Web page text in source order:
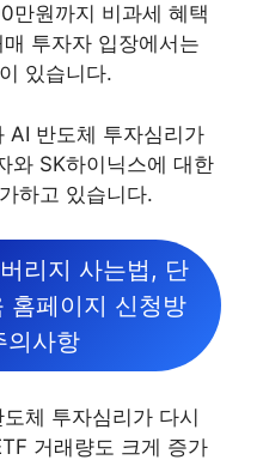
만원까지 비과세 혜택
투자자 입장에서는
있습니다.
AI 반도체 투자심리가
와 SK하이닉스에 대한
하고 있습니다.
리지 사는법, 단
홈페이지 신청방
의사항
체 투자심리가 다시
거래량도 크게 증가